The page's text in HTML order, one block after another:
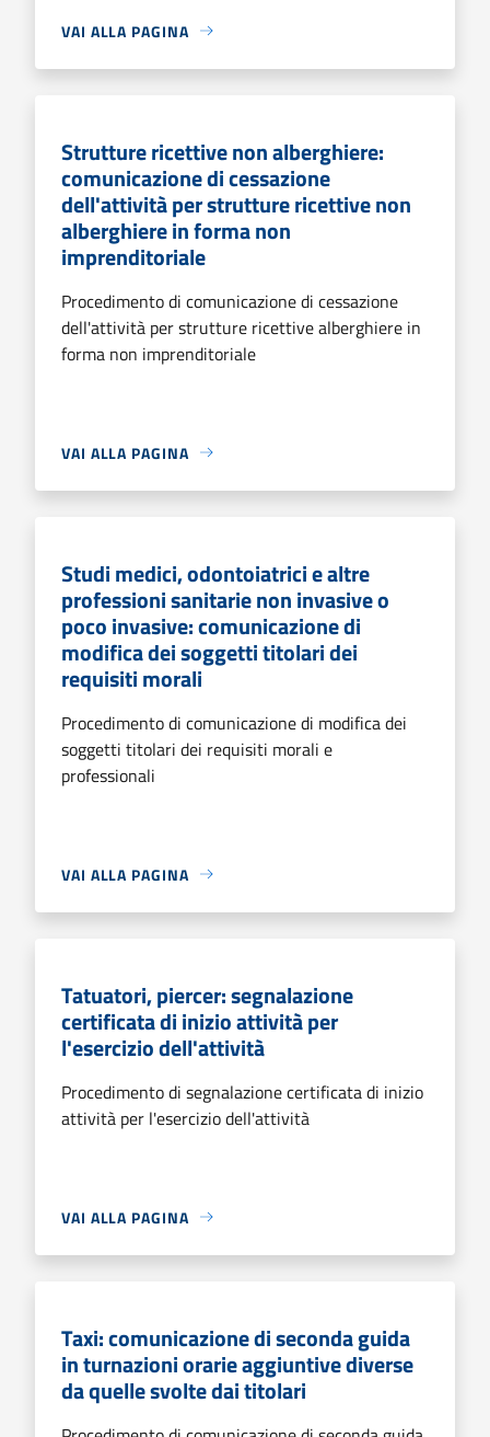
VAI ALLA PAGINA
Strutture ricettive non alberghiere:
comunicazione di cessazione
dell'attività per strutture ricettive non
alberghiere in forma non
imprenditoriale
Procedimento di comunicazione di cessazione
dell'attività per strutture ricettive alberghiere in
forma non imprenditoriale
VAI ALLA PAGINA
Studi medici, odontoiatrici e altre
professioni sanitarie non invasive o
poco invasive: comunicazione di
modifica dei soggetti titolari dei
requisiti morali
Procedimento di comunicazione di modifica dei
soggetti titolari dei requisiti morali e
professionali
VAI ALLA PAGINA
Tatuatori, piercer: segnalazione
certificata di inizio attività per
l'esercizio dell'attività
Procedimento di segnalazione certificata di inizio
attività per l'esercizio dell'attività
VAI ALLA PAGINA
Taxi: comunicazione di seconda guida
in turnazioni orarie aggiuntive diverse
da quelle svolte dai titolari